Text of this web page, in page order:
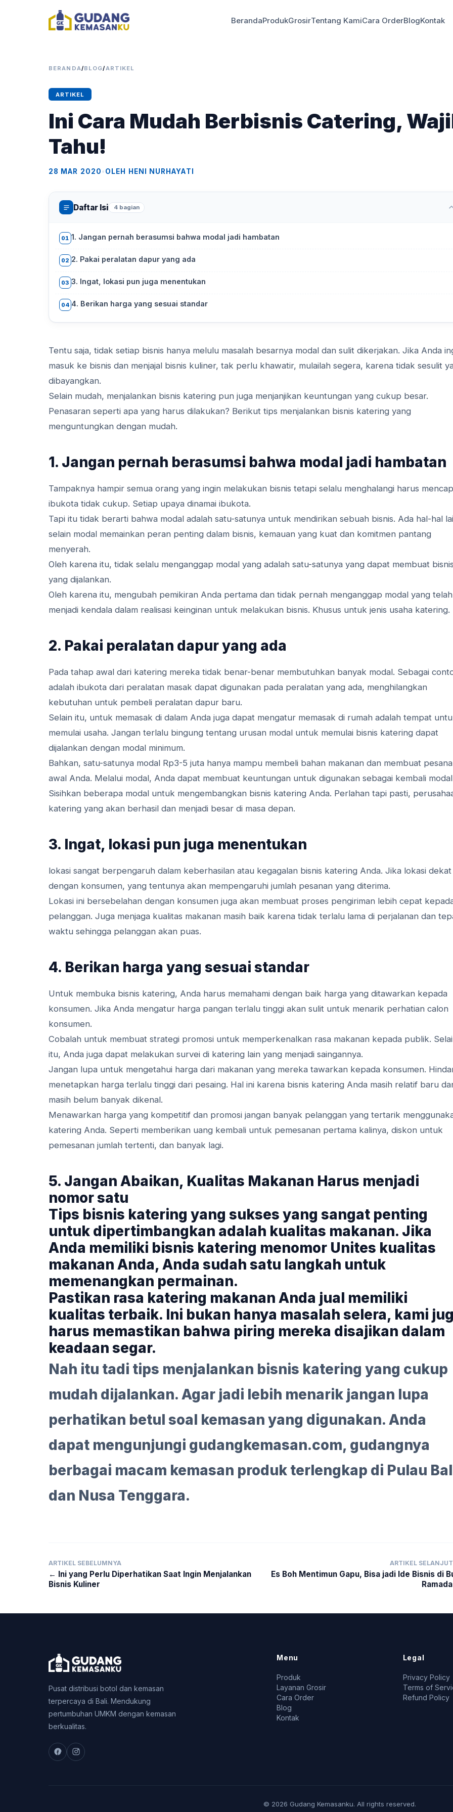
BerandaProdukGrosirTentang KamiCara OrderBlogKontak
BERANDA/BLOG/ARTIKEL
ARTIKEL
Ini Cara Mudah Berbisnis Catering,
Tahu!
28 MAR 2020•OLEH HENI NURHAYATI
Daftar Isi 4 bagian
01 1. Jangan pernah berasumsi bahwa modal jadi hambatan
02 2. Pakai peralatan dapur yang ada
03 3. Ingat, lokasi pun juga menentukan
04 4. Berikan harga yang sesuai standar
Tentu saja, tidak setiap bisnis hanya melulu masalah besarnya modal dan sulit dikerjakan. Jika Anda
masuk ke bisnis dan menjajal bisnis kuliner, tak perlu khawatir, mulailah segera, karena tidak sesulit
dibayangkan.
Selain mudah, menjalankan bisnis katering pun juga menjanjikan keuntungan yang cukup besar.
Penasaran seperti apa yang harus dilakukan? Berikut tips menjalankan bisnis katering yang
menguntungkan dengan mudah.
1. Jangan pernah berasumsi bahwa modal jadi hambatan
Tampaknya hampir semua orang yang ingin melakukan bisnis tetapi selalu menghalangi harus
ibukota tidak cukup. Setiap upaya dinamai ibukota.
Tapi itu tidak berarti bahwa modal adalah satu-satunya untuk mendirikan sebuah bisnis. Ada hal-hal
selain modal memainkan peran penting dalam bisnis, kemauan yang kuat dan komitmen pantang
menyerah.
Oleh karena itu, tidak selalu menganggap modal yang adalah satu-satunya yang dapat membuat
yang dijalankan.
Oleh karena itu, mengubah pemikiran Anda pertama dan tidak pernah menganggap modal yang telah
menjadi kendala dalam realisasi keinginan untuk melakukan bisnis. Khusus untuk jenis usaha katering.
2. Pakai peralatan dapur yang ada
Pada tahap awal dari katering mereka tidak benar-benar membutuhkan banyak modal. Sebagai
adalah ibukota dari peralatan masak dapat digunakan pada peralatan yang ada, menghilangkan
kebutuhan untuk pembeli peralatan dapur baru.
Selain itu, untuk memasak di dalam Anda juga dapat mengatur memasak di rumah adalah tempat
memulai usaha. Jangan terlalu bingung tentang urusan modal untuk memulai bisnis katering dapat
dijalankan dengan modal minimum.
Bahkan, satu-satunya modal Rp3-5 juta hanya mampu membeli bahan makanan dan membuat
awal Anda. Melalui modal, Anda dapat membuat keuntungan untuk digunakan sebagai kembali
Sisihkan beberapa modal untuk mengembangkan bisnis katering Anda. Perlahan tapi pasti,
katering yang akan berhasil dan menjadi besar di masa depan.
3. Ingat, lokasi pun juga menentukan
lokasi sangat berpengaruh dalam keberhasilan atau kegagalan bisnis katering Anda. Jika lokasi dekat
dengan konsumen, yang tentunya akan mempengaruhi jumlah pesanan yang diterima.
Lokasi ini bersebelahan dengan konsumen juga akan membuat proses pengiriman lebih cepat
pelanggan. Juga menjaga kualitas makanan masih baik karena tidak terlalu lama di perjalanan dan
waktu sehingga pelanggan akan puas.
4. Berikan harga yang sesuai standar
Untuk membuka bisnis katering, Anda harus memahami dengan baik harga yang ditawarkan kepada
konsumen. Jika Anda mengatur harga pangan terlalu tinggi akan sulit untuk menarik perhatian calon
konsumen.
Cobalah untuk membuat strategi promosi untuk memperkenalkan rasa makanan kepada publik.
itu, Anda juga dapat melakukan survei di katering lain yang menjadi saingannya.
Jangan lupa untuk mengetahui harga dari makanan yang mereka tawarkan kepada konsumen.
menetapkan harga terlalu tinggi dari pesaing. Hal ini karena bisnis katering Anda masih relatif baru
masih belum banyak dikenal.
Menawarkan harga yang kompetitif dan promosi jangan banyak pelanggan yang tertarik
katering Anda. Seperti memberikan uang kembali untuk pemesanan pertama kalinya, diskon untuk
pemesanan jumlah tertenti, dan banyak lagi.
5. Jangan Abaikan, Kualitas Makanan Harus menjadi
nomor satu
Tips bisnis katering yang sukses yang sangat penting
untuk dipertimbangkan adalah kualitas makanan. Jika
Anda memiliki bisnis katering menomor Unites kualitas
makanan Anda, Anda sudah satu langkah untuk
memenangkan permainan.
Pastikan rasa katering makanan Anda jual memiliki
kualitas terbaik. Ini bukan hanya masalah selera, kami
harus memastikan bahwa piring mereka disajikan dalam
keadaan segar.
Nah itu tadi tips menjalankan bisnis katering yang cukup
mudah dijalankan. Agar jadi lebih menarik jangan lupa
perhatikan betul soal kemasan yang digunakan. Anda
dapat mengunjungi gudangkemasan.com, gudangnya
berbagai macam kemasan produk terlengkap di Pulau
dan Nusa Tenggara.
ARTIKEL SEBELUMNYA
← Ini yang Perlu Diperhatikan Saat Ingin Menjalankan
Bisnis Kuliner
ARTIKEL
Es Boh Mentimun Gapu, Bisa jadi Ide Bisnis di
Pusat distribusi botol dan kemasan
terpercaya di Bali. Mendukung
pertumbuhan UMKM dengan kemasan
berkualitas.
Menu
Produk
Layanan Grosir
Cara Order
Blog
Kontak
Legal
Privacy Policy
Terms of
Refund Policy
© 2026 Gudang Kemasanku. All rights reserved.